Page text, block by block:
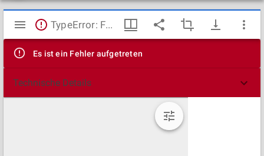
Mirador
Viewer
TypeError: Failed to fetch
Es ist ein Fehler aufgetreten
Technische Details